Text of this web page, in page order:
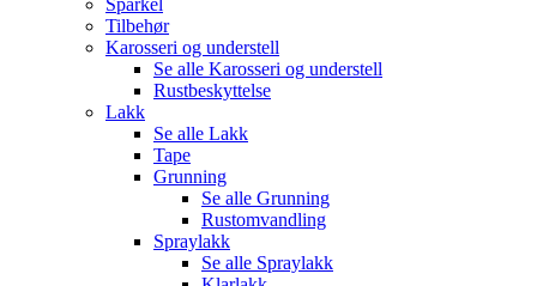
Tilbehør
Karosseri og understell
Se alle Karosseri og understell
Rustbeskyttelse
Lakk
Se alle Lakk
Tape
Grunning
Se alle Grunning
Rustomvandling
Spraylakk
Se alle Spraylakk